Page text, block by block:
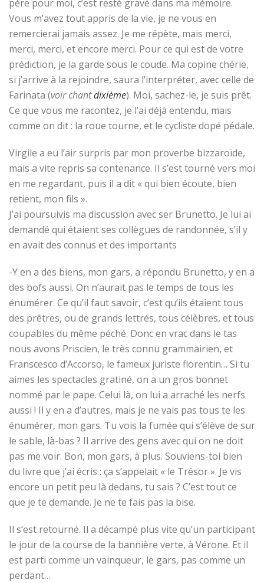
père pour moi, c’est resté gravé dans ma mémoire.
Vous m’avez tout appris de la vie, je ne vous en
remercierai jamais assez. Je me répète, mais merci,
merci, merci, et encore merci. Pour ce qui est de votre
prédiction, je la garde sous le coude. Ma copine chérie,
si j’arrive à la rejoindre, saura l’interpréter, avec celle de
Farinata (voirchantdixième). Moi, sachez-le, je suis prêt.
Ce que vous me racontez, je l’ai déjà entendu, mais
comme on dit : la roue tourne, et le cycliste dopé pédale.
Virgile a eu l’air surpris par mon proverbe bizzaroïde,
mais a vite repris sa contenance. Il s’est tourné vers moi
en me regardant, puis il a dit « qui bien écoute, bien
retient, mon fils ».
J’ai poursuivis ma discussion avec ser Brunetto. Je lui ai
demandé qui étaient ses collègues de randonnée, s’il y
en avait des connus et des importants
-Y en a des biens, mon gars, a répondu Brunetto, y en a
des bofs aussi. On n’aurait pas le temps de tous les
énumérer. Ce qu’il faut savoir, c’est qu’ils étaient tous
des prêtres, ou de grands lettrés, tous célèbres, et tous
coupables du même péché. Donc en vrac dans le tas
nous avons Priscien, le très connu grammairien, et
Franscesco d’Accorso, le fameux juriste florentin… Si tu
aimes les spectacles gratiné, on a un gros bonnet
nommé par le pape. Celui là, on lui a arraché les nerfs
aussi ! Il y en a d’autres, mais je ne vais pas tous te les
énumérer, mon gars. Tu vois la fumée qui s’élève de sur
le sable, là-bas ? Il arrive des gens avec qui on ne doit
pas me voir. Bon, mon gars, à plus. Souviens-toi bien
du livre que j’ai écris : ça s’appelait « le Trésor ». Je vis
encore un petit peu là dedans, tu sais ? C’est tout ce
que je te demande. Je ne te fais pas la bise.
Il s’est retourné. Il a décampé plus vite qu’un participant
le jour de la course de la bannière verte, à Vérone. Et il
est parti comme un vainqueur, le gars, pas comme un
perdant…